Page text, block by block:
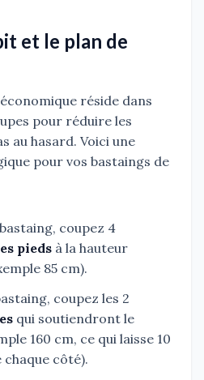
et le plan de
réside dans
pour réduire les
au hasard. Voici une
pour vos bastaings de
coupez 4
pieds à la hauteur
85 cm).
coupez les 2
qui soutiendront le
160 cm, ce qui laisse 10
côté).